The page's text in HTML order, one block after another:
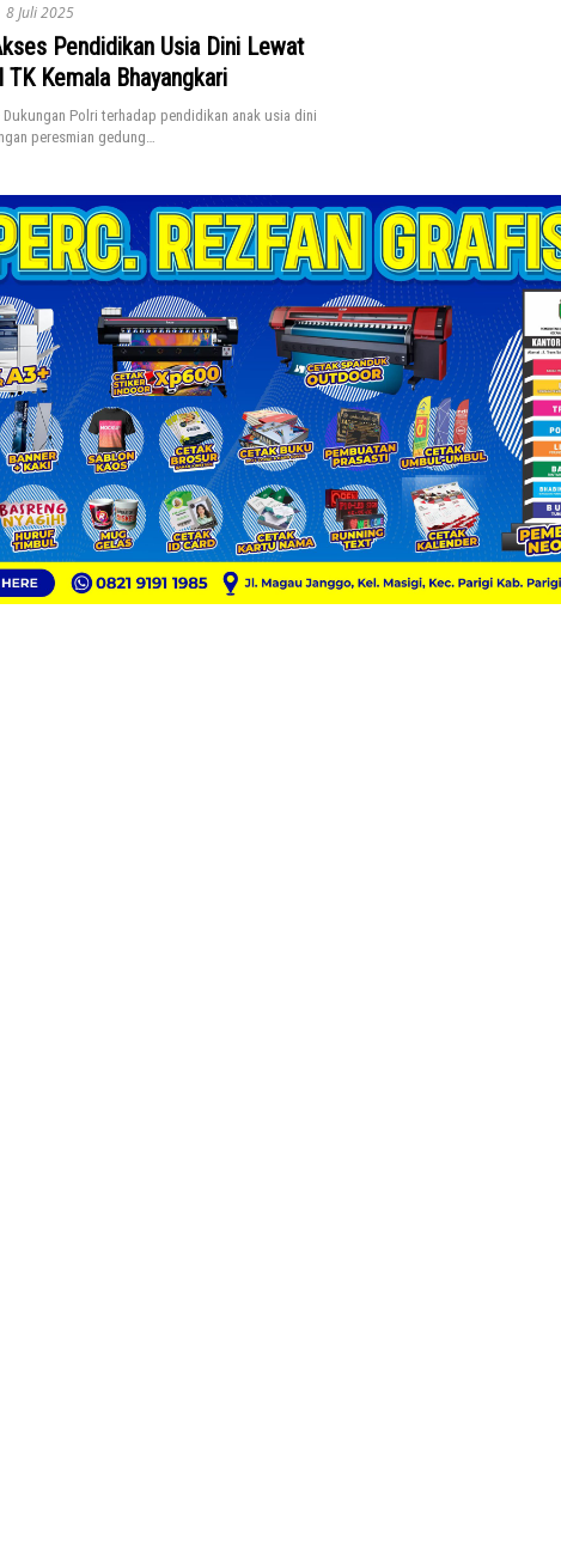
8 Juli 2025
Pendidikan Usia Dini Lewat
TK Kemala Bhayangkari
Dukungan Polri terhadap pendidikan anak usia dini
peresmian gedung…